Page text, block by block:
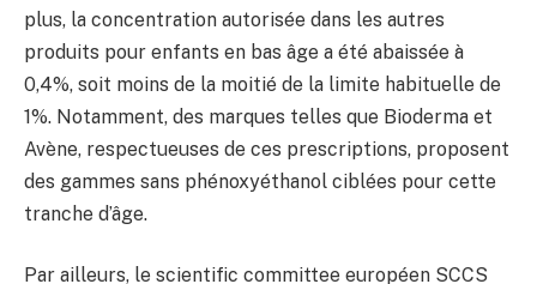
plus, la concentration autorisée dans les autres
produits pour enfants en bas âge a été abaissée à
0,4%, soit moins de la moitié de la limite habituelle de
1%. Notamment, des marques telles que Bioderma et
Avène, respectueuses de ces prescriptions, proposent
des gammes sans phénoxyéthanol ciblées pour cette
tranche d’âge.
Par ailleurs, le scientific committee européen SCCS